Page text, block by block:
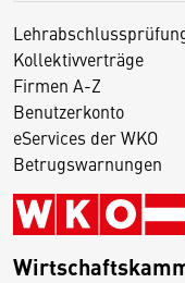
Kollektivverträge
Firmen A-Z
Benutzerkonto
eServices der WKO
Betrugswarnungen